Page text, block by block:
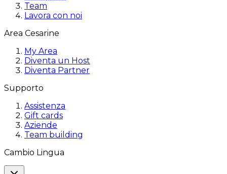
Team
Lavora con noi
Area Cesarine
My Area
Diventa un Host
Diventa Partner
Supporto
Assistenza
Gift cards
Aziende
Team building
Cambio Lingua